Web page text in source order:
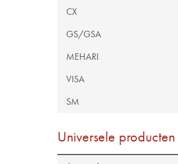
CX
GS/GSA
MEHARI
VISA
SM
Universele producten